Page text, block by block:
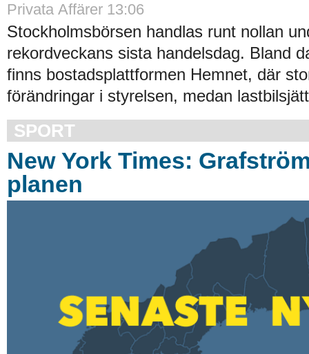
Privata Affärer 13:06
Stockholmsbörsen handlas runt nollan
rekordveckans sista handelsdag. Bland
finns bostadsplattformen Hemnet, där
förändringar i styrelsen, medan
SPORT
New York Times:
planen